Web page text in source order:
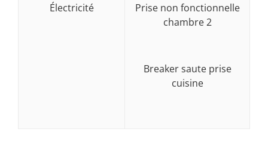
Électricité
Prise non fonctionnelle
chambre 2
Breaker saute prise
cuisine